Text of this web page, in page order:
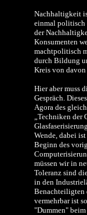
Nachhaltigkeit
einmal politisch
der
Konsumenten
machtpolitisch
durch Bildung
Kreis von
Hier aber muss
Gespräch.
Agora des
„Techniken der
Wende, dabei
Beginn des
müssen wir in
Toleranz sind
in den
Benachteiligten
vermehrbar ist
"Dummen"